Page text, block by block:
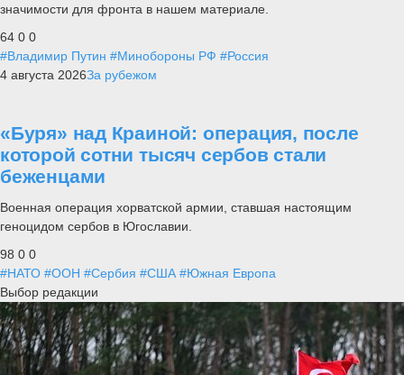
значимости для фронта в нашем материале.
64 0 0
#Владимир Путин #Минобороны РФ #Россия
4 августа 2026За рубежом
«Буря» над Краиной: операция, после
которой сотни тысяч сербов стали
беженцами
Военная операция хорватской армии, ставшая настоящим
геноцидом сербов в Югославии.
98 0 0
#НАТО #ООН #Сербия #США #Южная Европа
Выбор редакции